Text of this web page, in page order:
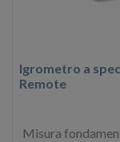
Igrometro a
Remote
Misura